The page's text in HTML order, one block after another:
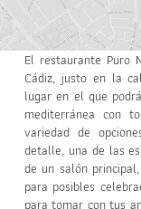
El restaurante Puro
Cádiz, justo en la
lugar en el que
mediterránea con
variedad de
detalle, una de las
de un salón
para posibles
para tomar con tus